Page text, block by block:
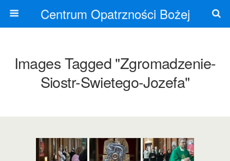
Centrum Opatrzności Bożej
Images Tagged "zgromadzenie-
Siostr-Swietego-Jozefa"